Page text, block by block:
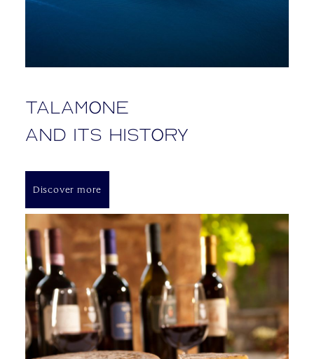
Talamone
and its history
Discover more